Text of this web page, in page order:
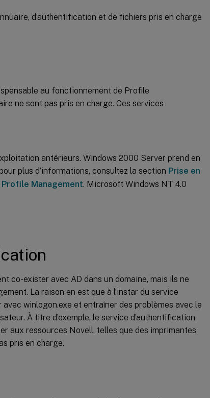
d’authentification et de fichiers pris en charge
au fonctionnement de Profile
ne sont pas pris en charge. Ces services
antérieurs. Windows 2000 Server prend en
plus d’informations, consultez la section Prise en
Management. Microsoft Windows NT 4.0
co-exister avec AD dans un domaine, mais ils ne
La raison en est que à l’instar du service
winlogon.exe et entraîner des problèmes avec le
À titre d’exemple, le service d’authentification
aux ressources Novell, telles que des imprimantes
pris en charge.